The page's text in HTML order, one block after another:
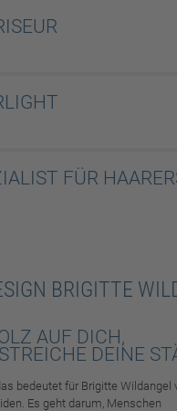
FÜR
BRIGITTE
AUF DICH,
DEINE
bedeutet für Brigitte Wildangel
Es geht darum, Menschen